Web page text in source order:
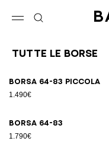
Tutte le Borse
Borsa 64-83 Piccola
1.490€
Borsa 64-83
1.790€